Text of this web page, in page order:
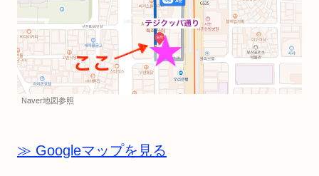
Naver地図参照
≫ Googleマップを見る